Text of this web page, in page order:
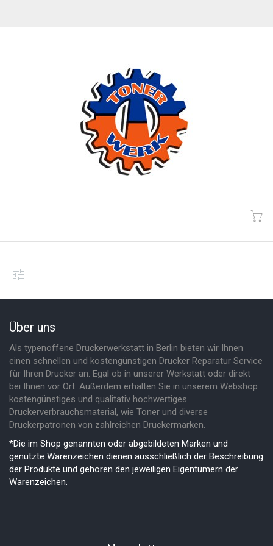
Über uns
Als typenoffene Druckerwerkstatt in Berlin bieten wir Ihnen
einen schnellen und kostengünstigen Drucker Reparatur Service
für Ihren Drucker an. Egal ob in unserer Werkstatt oder direkt
bei Ihnen vor Ort. Außerdem erhalten Sie in unserem Webshop
kostengünstiges und qualitativ hochwertiges
Druckerverbrauchsmaterial, wie Toner und diverse
Druckerpatronen von zahlreichen Druckermarken.
*Die im Shop genannten oder abgebildeten Marken und
genutzte Warenzeichen dienen ausschließlich der Beschreibung
der Produkte und gehören den jeweiligen Eigentümern der
Warenzeichen.